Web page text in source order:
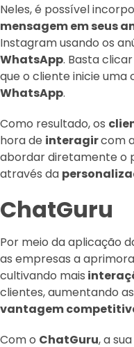
Neles, é possível
mensagem em seus
Instagram usando os
WhatsApp. Basta
que o cliente inicie
WhatsApp.
Como resultado, os
hora de interagircom
abordar diretamente o
através da
ChatGuru
Por meio da aplicação
as empresas a
cultivando mais
clientes, aumentando
vantagem
Com o ChatGuru, a